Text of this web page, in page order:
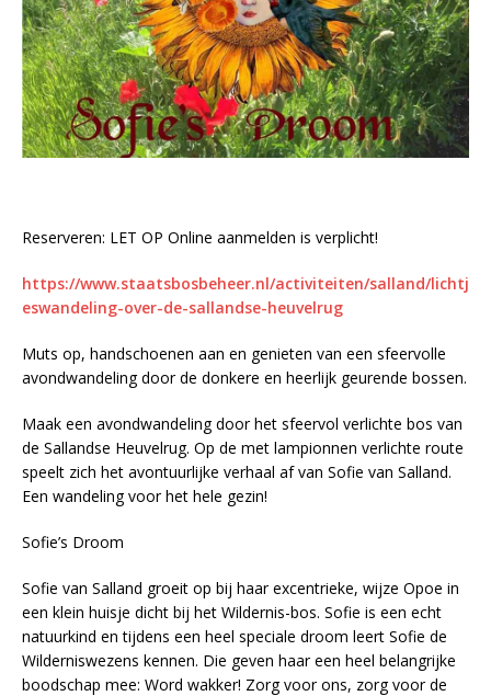
Reserveren: LET OP Online aanmelden is verplicht!
https://www.staatsbosbeheer.nl/activiteiten/salland/lichtj
eswandeling-over-de-sallandse-heuvelrug
Muts op, handschoenen aan en genieten van een sfeervolle
avondwandeling door de donkere en heerlijk geurende bossen.
Maak een avondwandeling door het sfeervol verlichte bos van
de Sallandse Heuvelrug. Op de met lampionnen verlichte route
speelt zich het avontuurlijke verhaal af van Sofie van Salland.
Een wandeling voor het hele gezin!
Sofie’s Droom
Sofie van Salland groeit op bij haar excentrieke, wijze Opoe in
een klein huisje dicht bij het Wildernis-bos. Sofie is een echt
natuurkind en tijdens een heel speciale droom leert Sofie de
Wilderniswezens kennen. Die geven haar een heel belangrijke
boodschap mee: Word wakker! Zorg voor ons, zorg voor de